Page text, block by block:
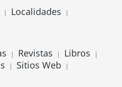
| Localidades |
| Revistas | Libros |
| Sitios Web |